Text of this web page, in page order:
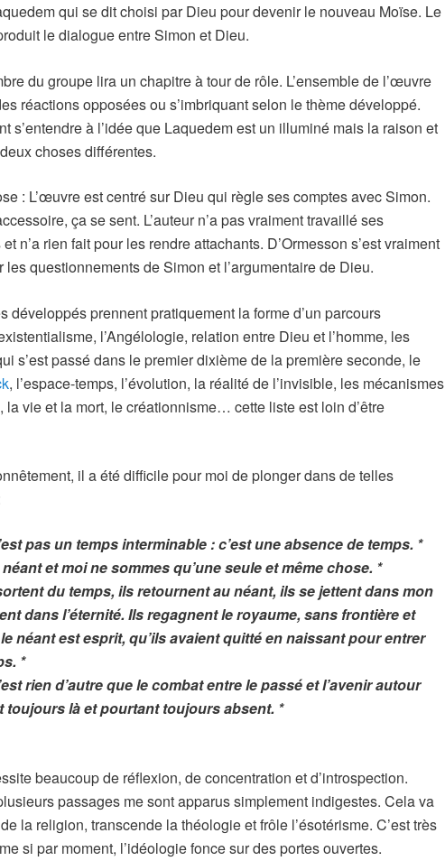
qui se dit choisi par Dieu pour devenir le nouveau Moïse. Le
le dialogue entre Simon et Dieu.
du groupe lira un chapitre à tour de rôle. L’ensemble de l’œuvre
réactions opposées ou s’imbriquant selon le thème développé.
s’entendre à l’idée que Laquedem est un illuminé mais la raison et
choses différentes.
: L’œuvre est centré sur Dieu qui règle ses comptes avec Simon.
ça se sent. L’auteur n’a pas vraiment travaillé ses
n’a rien fait pour les rendre attachants. D’Ormesson s’est vraiment
les questionnements de Simon et l’argumentaire de Dieu.
développés prennent pratiquement la forme d’un parcours
l’Angélologie, relation entre Dieu et l’homme, les
s’est passé dans le premier dixième de la première seconde, le
, l’espace-temps, l’évolution, la réalité de l’invisible, les mécanismes
la vie et la mort, le créationnisme… cette liste est loin d’être
il a été difficile pour moi de plonger dans de telles
pas un temps interminable : c’est une absence de temps. *
néant et moi ne sommes qu’une seule et même chose. *
du temps, ils retournent au néant, ils se jettent dans mon
dans l’éternité. Ils regagnent le royaume, sans frontière et
néant est esprit, qu’ils avaient quitté en naissant pour entrer
*
rien d’autre que le combat entre le passé et l’avenir autour
toujours là et pourtant toujours absent. *
beaucoup de réflexion, de concentration et d’introspection.
passages me sont apparus simplement indigestes. Cela va
la religion, transcende la théologie et frôle l’ésotérisme. C’est très
si par moment, l’idéologie fonce sur des portes ouvertes.